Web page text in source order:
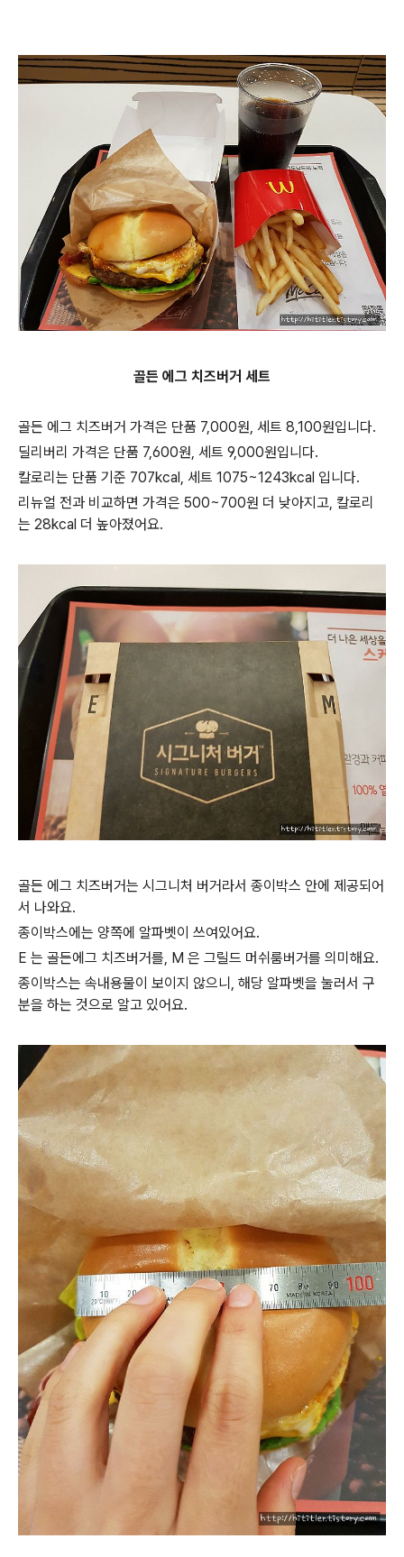
골든 에그 치즈버거 세트
골든 에그 치즈버거 가격은 단품 7,000원, 세트 8,100원입니다.
딜리버리 가격은 단품 7,600원, 세트 9,000원입니다.
칼로리는 단품 기준 707kcal, 세트 1075~1243kcal 입니다.
리뉴얼 전과 비교하면 가격은 500~700원 더 낮아지고, 칼로리
는 28kcal 더 높아졌어요.
골든 에그 치즈버거는 시그니처 버거라서 종이박스 안에 제공되어
서 나와요.
종이박스에는 양쪽에 알파벳이 쓰여있어요.
E 는 골든에그 치즈버거를, M 은 그릴드 머쉬룸버거를 의미해요.
종이박스는 속내용물이 보이지 않으니, 해당 알파벳을 눌러서 구
분을 하는 것으로 알고 있어요.